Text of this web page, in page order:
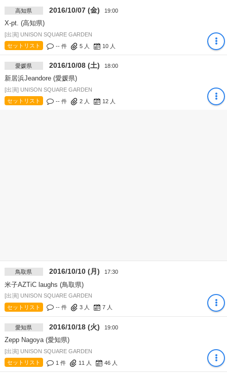
高知県 2016/10/07 (金) 19:00
X-pt. (高知県)
[出演] UNISON SQUARE GARDEN
セットリスト
-- 件 5人 10人
愛媛県 2016/10/08 (土) 18:00
新居浜Jeandore (愛媛県)
[出演] UNISON SQUARE GARDEN
セットリスト
-- 件 2人 12人
鳥取県 2016/10/10 (月) 17:30
米子AZTiC laughs (鳥取県)
[出演] UNISON SQUARE GARDEN
セットリスト
-- 件 3人 7人
愛知県 2016/10/18 (火) 19:00
Zepp Nagoya (愛知県)
[出演] UNISON SQUARE GARDEN
セットリスト
1 件 11 人 46人